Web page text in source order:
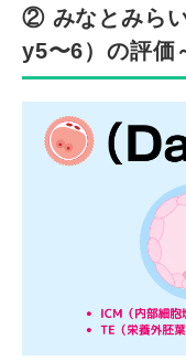
② みなとみら
y5〜6）の評価